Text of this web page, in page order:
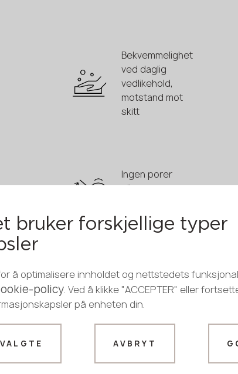
Bekvemmelighet
ved daglig
vedlikehold,
motstand mot
skitt
Ingen porer
eller
HPL
benkeplater
kantbehandling
Takk!
bruker forskjellige typer
å optimalisere innholdet og nettstedets
policy. Ved å klikke "ACCEPTER" eller
på enheten din.
AVBRYT